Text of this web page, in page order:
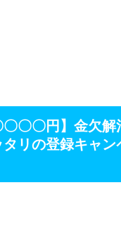
〇〇〇円】金欠
タリの登録キャ